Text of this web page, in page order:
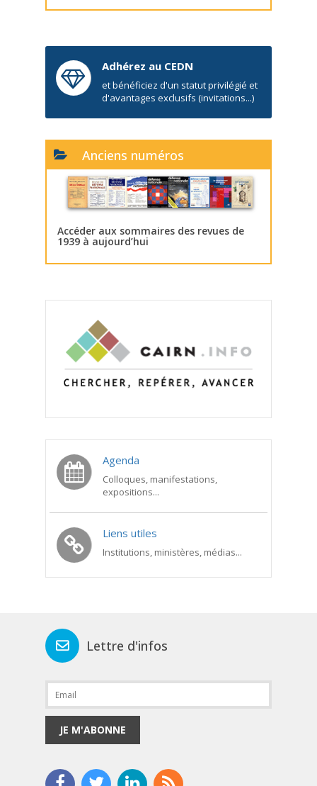
Adhérez au CEDN
et bénéficiez d'un statut privilégié et
d'avantages exclusifs (invitations...)
Anciens numéros
Accéder aux sommaires des revues de
1939 à aujourd’hui
Agenda
Colloques, manifestations,
expositions...
Liens utiles
Institutions, ministères, médias...
Lettre d'infos
JE M'ABONNE